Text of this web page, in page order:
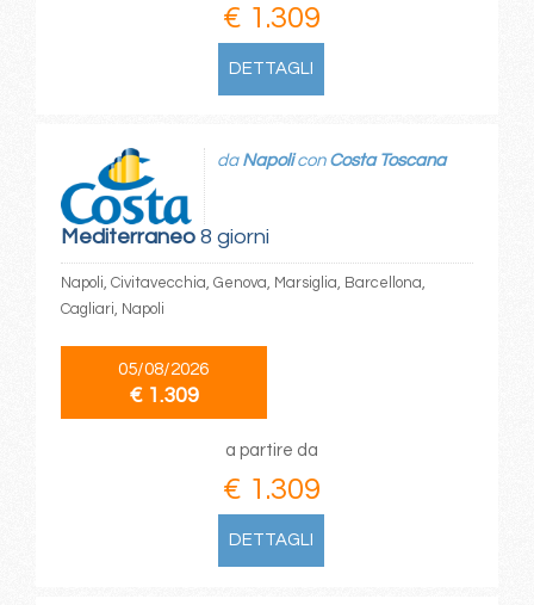
€ 1.309
DETTAGLI
Mediterraneo8 giorni
da Napolicon Costa Toscana
Napoli, Civitavecchia, Genova, Marsiglia, Barcellona,
Cagliari, Napoli
05/08/2026
€ 1.309
a partire da
€ 1.309
DETTAGLI